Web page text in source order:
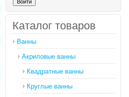
Каталог товаров
Ванны
Акриловые ванны
Квадратные ванны
Круглые ванны